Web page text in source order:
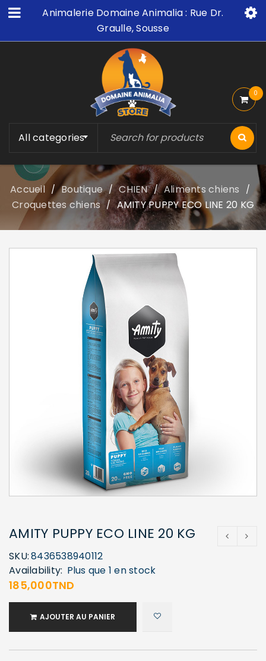
Animalerie Domaine Animalia : Rue Dr.
Graulle, Sousse
All categories
0
Accueil / Boutique / CHIEN / Aliments chiens /
Croquettes chiens / AMITY PUPPY ECO LINE 20 KG
AMITY PUPPY ECO LINE 20 KG
SKU:8436538940112
Availability: Plus que 1 en stock
185,000TND
AJOUTER AU PANIER